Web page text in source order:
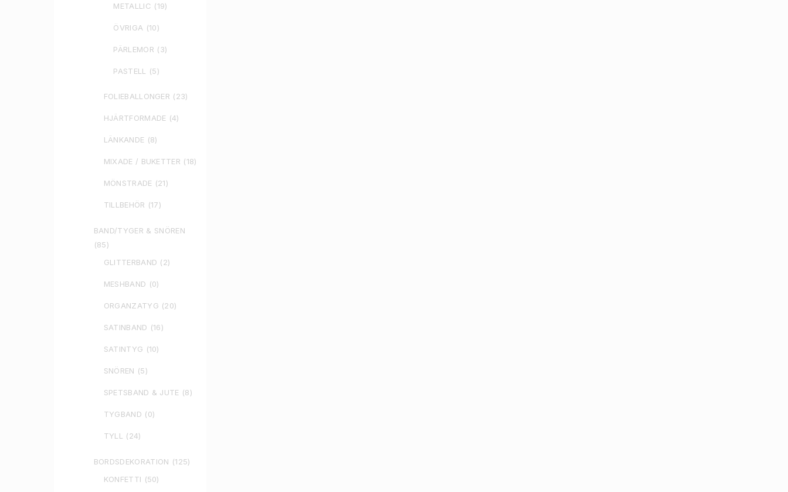
METALLIC (19)
ÖVRIGA (10)
PÄRLEMOR (3)
PASTELL (5)
FOLIEBALLONGER (23)
HJÄRTFORMADE (4)
LÄNKANDE (8)
MIXADE / BUKETTER (18)
MÖNSTRADE (21)
TILLBEHÖR (17)
BAND/TYGER & SNÖREN
(85)
GLITTERBAND (2)
MESHBAND (0)
ORGANZATYG (20)
SATINBAND (16)
SATINTYG (10)
SNÖREN (5)
SPETSBAND & JUTE (8)
TYGBAND (0)
TYLL (24)
BORDSDEKORATION (125)
KONFETTI (50)